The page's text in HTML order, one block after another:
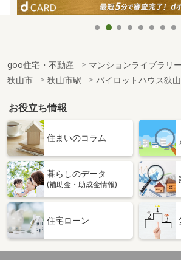
goo住宅・不動産 マンションライブラリー
狭山市
狭山市駅 パイロットハウス狭
お役立ち情報
住まいのコラム
暮らしのデータ
(補助金・助成金情報)
住宅ローン